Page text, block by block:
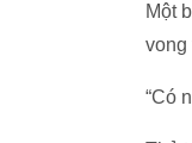
Một
vong
“Có